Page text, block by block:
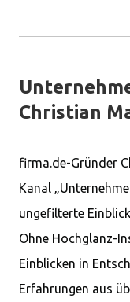
Christian
firma.de-Gründer
Kanal
ungefilterte
Ohne Hochglanz-
Einblicken in
Erfahrungen aus